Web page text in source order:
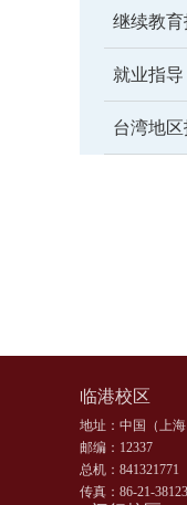
继续教育
就业指导
台湾地区
临港校区
地址：中国（上
邮编：12337
总机：841321771
传真：86-21-